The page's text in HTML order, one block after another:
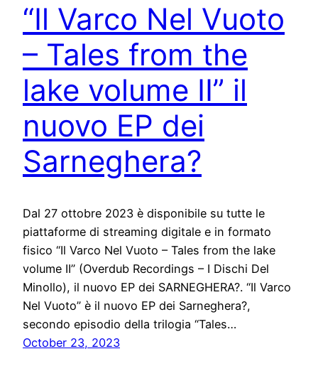
“Il Varco Nel Vuoto
– Tales from the
lake volume II” il
nuovo EP dei
Sarneghera?
Dal 27 ottobre 2023 è disponibile su tutte le
piattaforme di streaming digitale e in formato
fisico “Il Varco Nel Vuoto – Tales from the lake
volume II” (Overdub Recordings – I Dischi Del
Minollo), il nuovo EP dei SARNEGHERA?. “Il Varco
Nel Vuoto” è il nuovo EP dei Sarneghera?,
secondo episodio della trilogia “Tales…
October 23, 2023